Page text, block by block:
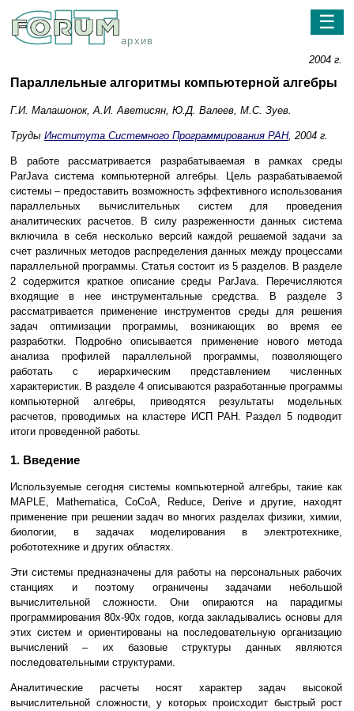
архив
☰
2004 г.
Параллельные алгоритмы компьютерной алгебры
Г.И. Малашонок, А.И. Аветисян, Ю.Д. Валеев, М.С. Зуев.
Труды Института Системного Программирования РАН, 2004 г.
В работе рассматривается разрабатываемая в рамках среды
ParJava система компьютерной алгебры. Цель разрабатываемой
системы – предоставить возможность эффективного использования
параллельных вычислительных систем для проведения
аналитических расчетов. В силу разреженности данных система
включила в себя несколько версий каждой решаемой задачи за
счет различных методов распределения данных между процессами
параллельной программы. Статья состоит из 5 разделов. В разделе
2 содержится краткое описание среды ParJava. Перечисляются
входящие в нее инструментальные средства. В разделе 3
рассматривается применение инструментов среды для решения
задач оптимизации программы, возникающих во время ее
разработки. Подробно описывается применение нового метода
анализа профилей параллельной программы, позволяющего
работать с иерархическим представлением численных
характеристик. В разделе 4 описываются разработанные программы
компьютерной алгебры, приводятся результаты модельных
расчетов, проводимых на кластере ИСП РАН. Раздел 5 подводит
итоги проведенной работы.
1. Введение
Используемые сегодня системы компьютерной алгебры, такие как
MAPLE, Mathematica, CoCoA, Reduce, Derive и другие, находят
применение при решении задач во многих разделах физики, химии,
биологии, в задачах моделирования в электротехнике,
робототехнике и других областях.
Эти системы предназначены для работы на персональных рабочих
станциях и поэтому ограничены задачами небольшой
вычислительной сложности. Они опираются на парадигмы
программирования 80х-90х годов, когда закладывались основы для
этих систем и ориентированы на последовательную организацию
вычислений – их базовые структуры данных являются
последовательными структурами.
Аналитические расчеты носят характер задач высокой
вычислительной сложности, у которых происходит быстрый рост